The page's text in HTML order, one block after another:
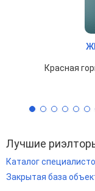
Красная
Лучшие
Каталог
Закрытая база